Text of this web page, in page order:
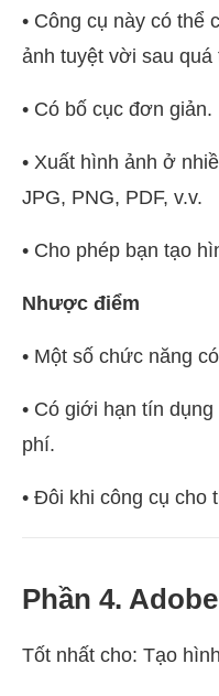
• Công cụ này có thể
ảnh tuyệt vời sau quá
• Có bố cục đơn giản.
• Xuất hình ảnh ở
JPG, PNG, PDF, v.v.
• Cho phép bạn tạo
Nhược điểm
• Một số chức năng
• Có giới hạn tín
phí.
• Đôi khi công cụ cho
Phần 4.
Tốt nhất cho: Tạo